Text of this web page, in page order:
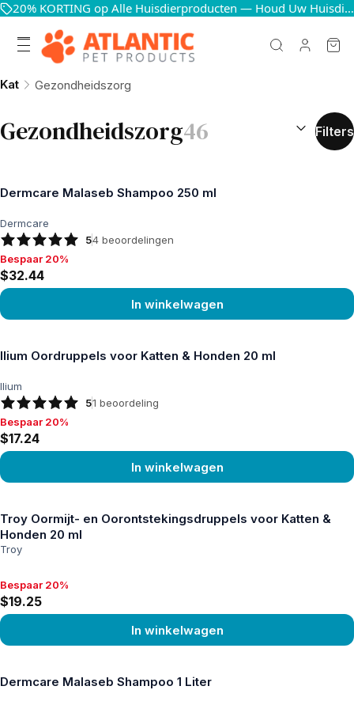
20% KORTING op Alle Huisdierproducten — Houd Uw Huisdieren Blij en Gezond
Kat Gezondheidszorg
Gezondheidszorg46 SORTEREN
Filters
Dermcare Malaseb Shampoo 250 ml
Dermcare
54 beoordelingen
Bespaar 20%, $32.44
Bespaar 20%
$32.44
In winkelwagen
Ilium Oordruppels voor Katten & Honden 20 ml
Ilium
51 beoordeling
Bespaar 20%, $17.24
Bespaar 20%
$17.24
In winkelwagen
Troy Oormijt- en Oorontstekingsdruppels voor Katten &
Honden 20 ml
Troy
Bespaar 20%, $19.25
Bespaar 20%
$19.25
In winkelwagen
Dermcare Malaseb Shampoo 1 Liter